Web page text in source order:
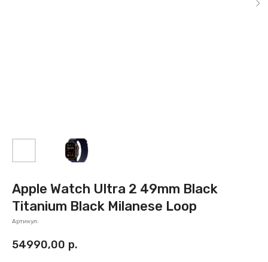
Apple Watch Ultra 2 49mm Black
Titanium Black Milanese Loop
Артикул:
54990,00 р.